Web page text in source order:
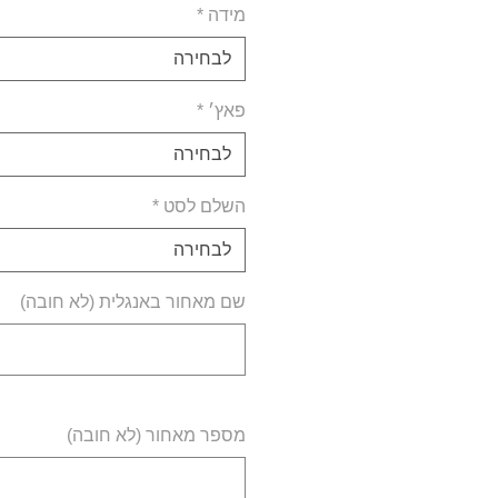
מידה *
לבחירה
פאץ׳ *
לבחירה
השלם לסט *
לבחירה
שם מאחור באנגלית (לא חובה)
מספר מאחור (לא חובה)